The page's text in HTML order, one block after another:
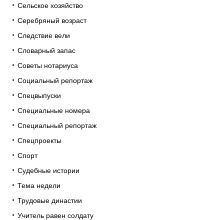
Сельское хозяйство
Серебряный возраст
Следствие вели
Словарный запас
Советы нотариуса
Социальный репортаж
Спецвыпуски
Специальные номера
Специальный репортаж
Спецпроекты
Спорт
Судебные истории
Тема недели
Трудовые династии
Учитель равен солдату